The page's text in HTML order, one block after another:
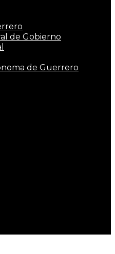
de Gobierno
de Guerrero